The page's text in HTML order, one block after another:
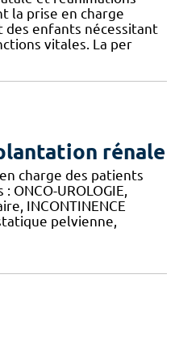
la prise en charge
des enfants nécessitant
vitales. La per
rénale
charge des patients
ONCO-UROLOGIE,
INCONTINENCE
pelvienne,